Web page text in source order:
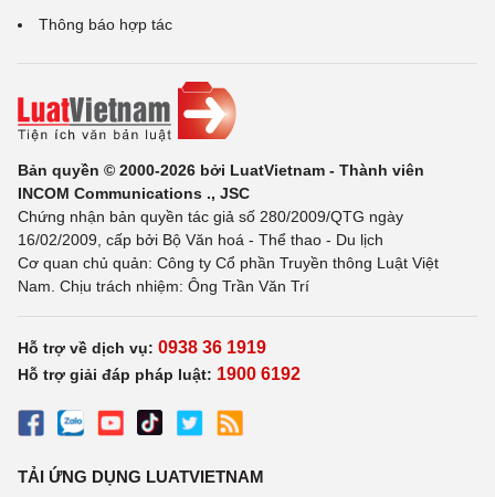
Thông báo hợp tác
Bản quyền © 2000-2026 bởi LuatVietnam - Thành viên
INCOM Communications ., JSC
Chứng nhận bản quyền tác giả số 280/2009/QTG ngày
16/02/2009, cấp bởi Bộ Văn hoá - Thể thao - Du lịch
Cơ quan chủ quản: Công ty Cổ phần Truyền thông Luật Việt
Nam. Chịu trách nhiệm: Ông Trần Văn Trí
Hỗ trợ về dịch vụ: 0938 36 1919
Hỗ trợ giải đáp pháp luật: 1900 6192
TẢI ỨNG DỤNG LUATVIETNAM